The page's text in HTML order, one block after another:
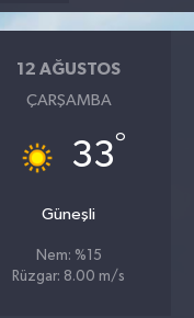
12 AĞUSTOS
ÇARŞAMBA
33°
Güneşli
Nem: %15
Rüzgar: 8.00 m/s